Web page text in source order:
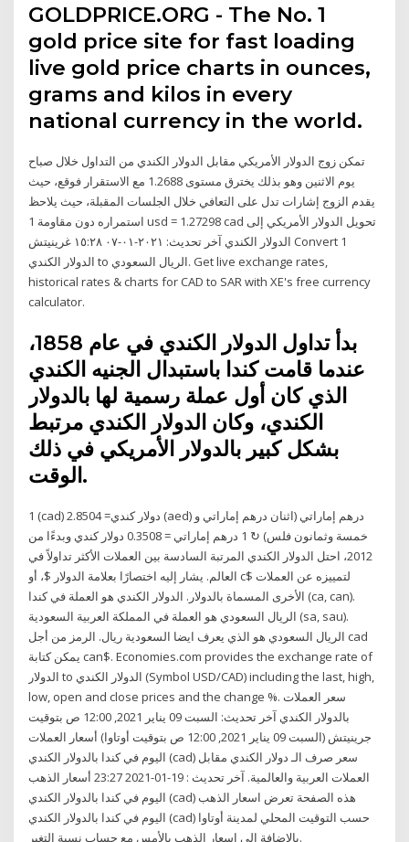
GOLDPRICE.ORG - The No. 1
gold price site for fast loading
live gold price charts in ounces,
grams and kilos in every
national currency in the world.
تمكن زوج الدولار الأمريكي مقابل الدولار الكندي من التداول خلال صباح
يوم الاثنين وهو بذلك يخترق مستوى 1.2688 مع الاستقرار فوقع، حيث
يقدم الزوج إشارات تدل على التعافي خلال الجلسات المقبلة، حيث يلاحظ
استمراره دون مقاومة 1 usd = 1.27298 cad تحويل الدولار الأمريكي إلى
الدولار الكندي آخر تحديث: ٢٠٢١-٠١-٠٧ ١٥:٢٨ غرينيتش Convert 1
الدولار الكندي to الريال السعودي. Get live exchange rates,
historical rates & charts for CAD to SAR with XE's free currency
calculator.
بدأ تداول الدولار الكندي في عام 1858،
عندما قامت كندا باستبدال الجنيه الكندي
الذي كان أول عملة رسمية لها بالدولار
الكندي، وكان الدولار الكندي مرتبط
بشكل كبير بالدولار الأمريكي في ذلك
الوقت.
1 (cad) دولار كندي= 2.8504 (aed) درهم إماراتي (اثنان درهم إماراتي و
خمسة وثمانون فلس) ↻ 1 درهم إماراتي = 0.3508 دولار كندي وبدءًا من
2012، احتل الدولار الكندي المرتبة السادسة بين العملات الأكثر تداولاً في
العالم. يشار إليه اختصارًا بعلامة الدولار $، أو c$ لتمييزه عن العملات
الأخرى المسماة بالدولار. الدولار الكندي هو العملة في كندا (ca, can).
الريال السعودي هو العملة في المملكة العربية السعودية (sa, sau).
الريال السعودي هو الذي يعرف ايضا السعودية ريال. الرمز من أجل cad
يمكن كتابة can$. Economies.com provides the exchange rate of
الدولار to الدولار الكندي (Symbol USD/CAD) including the last, high,
low, open and close prices and the change %. سعر العملات
بالدولار الكندي آخر تحديث: السبت 09 يناير 2021, 12:00 ص بتوقيت
جرينيتش (السبت 09 يناير 2021, 12:00 ص بتوقيت أوتاوا) أسعار العملات
اليوم في كندا بالدولار الكندي (cad) سعر صرف الـ دولار الكندي مقابل
العملات العربية والعالمية. آخر تحديث : 19-01-2021 23:27 أسعار الذهب
اليوم في كندا بالدولار الكندي (cad) هذه الصفحة تعرض اسعار الذهب
اليوم في كندا بالدولار الكندي (cad) حسب التوقيت المحلي لمدينة أوتاوا
بالاضافة الى اسعار الذهب بالأمس مع حساب نسبة التغير.